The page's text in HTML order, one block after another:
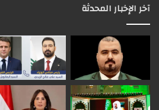
آخر الإخبار المحدثة